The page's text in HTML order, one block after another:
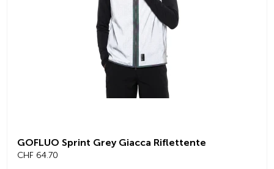
GOFLUO Sprint Grey Giacca Riflettente
CHF 64.70